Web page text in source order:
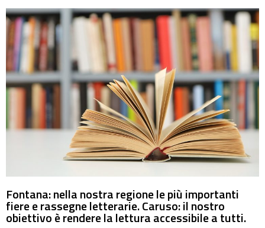
Fontana: nella nostra regione le più importanti
fiere e rassegne letterarie. Caruso: il nostro
obiettivo è rendere la lettura accessibile a tutti.